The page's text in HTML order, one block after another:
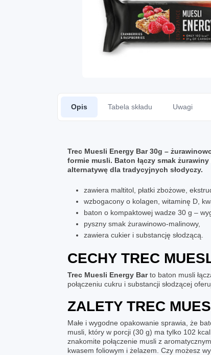
Opis Tabela składu Uwagi
Trec Muesli Energy Bar 30g –
formie musli. Baton łączy smak
alternatywę dla tradycyjnych słodyczy.
zawiera maltitol, płatki zbożowe,
wzbogacony o kolagen, witaminę D,
baton o kompaktowej wadze 30 g –
pyszny smak żurawinowo-malinowy,
zawiera cukier i substancję słodzącą.
CECHY TREC
Trec Muesli Energy Barto baton musli
połączeniu cukru i substancji słodzącej
ZALETY TREC
Małe i wygodne opakowanie sprawia, że
musli, który w porcji (30 g) ma tylko 102
znakomite połączenie musli z
kwasem foliowym i żelazem. Czy możesz